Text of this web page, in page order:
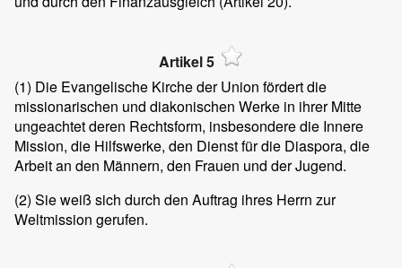
Artikel 5
(1) Die Evangelische Kirche der Union fördert die
missionarischen und diakonischen Werke in ihrer Mitte
ungeachtet deren Rechtsform, insbesondere die Innere
Mission, die Hilfswerke, den Dienst für die Diaspora, die
Arbeit an den Männern, den Frauen und der Jugend.
(2) Sie weiß sich durch den Auftrag ihres Herrn zur
Weltmission gerufen.